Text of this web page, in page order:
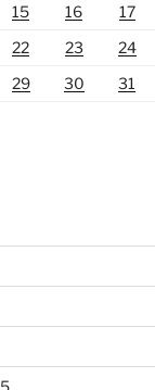
15 16 17
22 23 24
29 30
31